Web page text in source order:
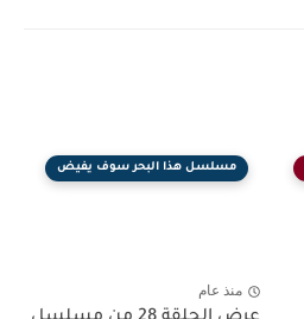
مسلسل هذا البحر سوف يفيض
منذ عام